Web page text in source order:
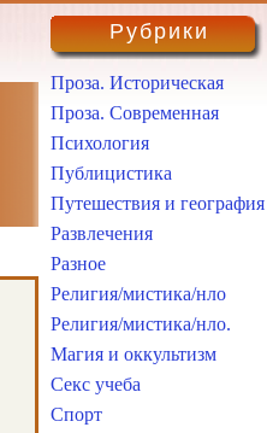
Рубрики
Проза. Историческая
Проза. Современная
Психология
Публицистика
Путешествия и география
Развлечения
Разное
Религия/мистика/нло
Религия/мистика/нло.
Магия и оккультизм
Секс учеба
Спорт